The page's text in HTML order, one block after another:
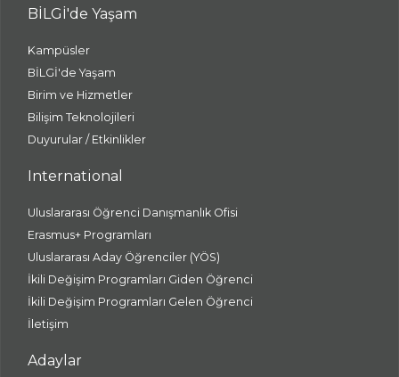
BİLGİ'de Yaşam
Kampüsler
BİLGİ'de Yaşam
Birim ve Hizmetler
Bilişim Teknolojileri
Duyurular / Etkinlikler
International
Uluslararası Öğrenci Danışmanlık Ofisi
Erasmus+ Programları
Uluslararası Aday Öğrenciler (YÖS)
İkili Değişim Programları Giden Öğrenci
İkili Değişim Programları Gelen Öğrenci
İletişim
Adaylar